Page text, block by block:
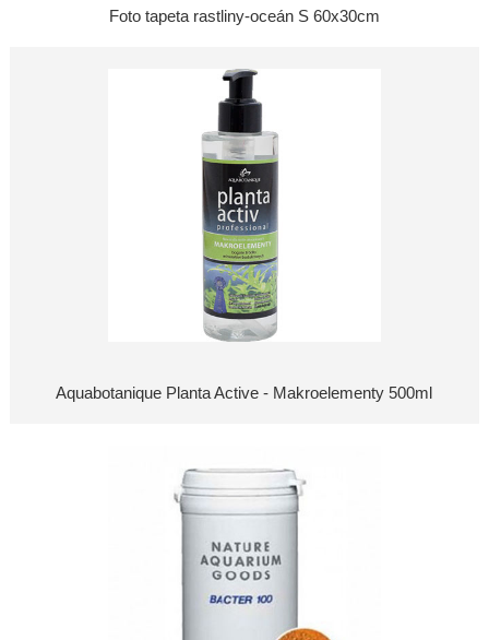
Foto tapeta rastliny-oceán S 60x30cm
Aquabotanique Planta Active - Makroelementy 500ml